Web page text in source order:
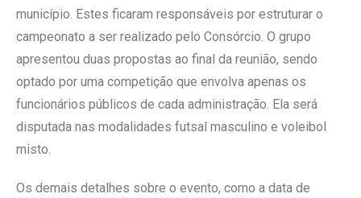
município. Estes ficaram responsáveis por estruturar o
campeonato a ser realizado pelo Consórcio. O grupo
apresentou duas propostas ao final da reunião, sendo
optado por uma competição que envolva apenas os
funcionários públicos de cada administração. Ela será
disputada nas modalidades futsal masculino e voleibol
misto.
Os demais detalhes sobre o evento, como a data de